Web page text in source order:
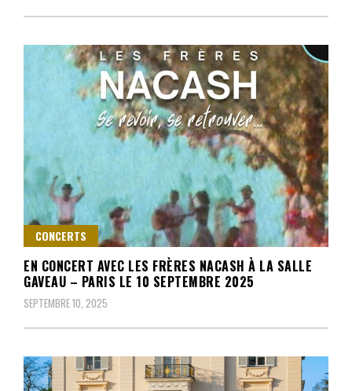
CONCERTS
EN CONCERT AVEC LES FRÈRES NACASH À LA SALLE
GAVEAU – PARIS LE 10 SEPTEMBRE 2025
SEPTEMBRE 10, 2025